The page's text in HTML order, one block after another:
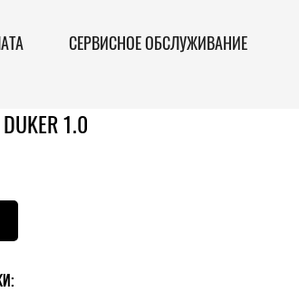
СЕРВИСНОЕ ОБСЛУЖИВАНИЕ
1.0